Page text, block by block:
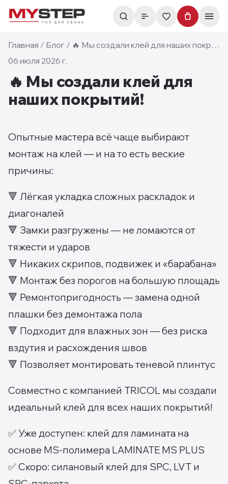
Главная / Блог / 🔥 Мы создали клей для наших покрытий!
06 июля 2026 г.
🔥 Мы создали клей для
наших покрытий!
Опытные мастера всё чаще выбирают
монтаж на клей — и на то есть веские
причины:
🔻 Лёгкая укладка сложных раскладок и
диагоналей
🔻 Замки разгружены — не ломаются от
тяжести и ударов
🔻 Никаких скрипов, подвижек и «барабана»
🔻 Монтаж без порогов на большую площадь
🔻 Ремонтопригодность — замена одной
плашки без демонтажа пола
🔻 Подходит для влажных зон — без риска
вздутия и расхождения швов
🔻 Позволяет монтировать теневой плинтус
Совместно с компанией TRICOL мы создали
идеальный клей для всех наших покрытий!
✅ Уже доступен: клей для ламината на
основе MS-полимера LAMINATE MS PLUS
✅ Скоро: силановый клей для SPC, LVT и